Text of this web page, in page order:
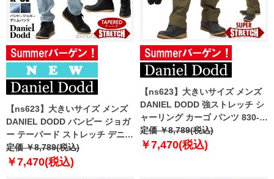
【ns623】大きいサイズ メンズ
DANIEL DODD バンピー ジョガ
ー テーパード ストレッチ デニム
パンツ 春夏新作 830-d-259005
【fre】
定価 ￥8,789(税込)
￥7,470(税込)
【ns623】大きいサイズ メンズ
DANIEL DODD 強ストレッチ シ
ャーリング カーゴ パンツ 830-p-
240401 【t2501】
定価 ￥8,789(税込)
￥7,470(税込)